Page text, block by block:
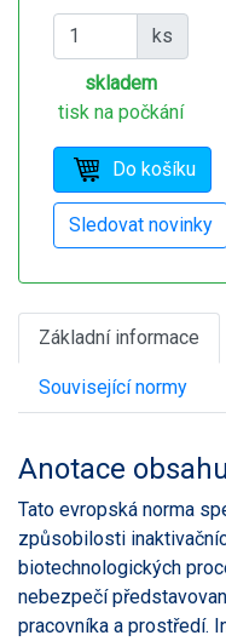
ks
skladem
tisk na počkání
Základní informace
Související normy
Anotace
Tato evropská norma
způsobilosti
biotechnologických
nebezpečí
pracovníka a prostředí.